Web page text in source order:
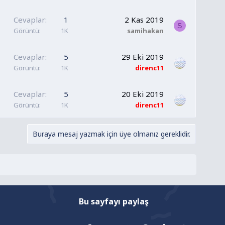
Cevaplar 1
Görüntü 1K
2 Kas 2019
samihakan
S
Cevaplar 5
Görüntü 1K
29 Eki 2019
direnc11
Cevaplar 5
Görüntü 1K
20 Eki 2019
direnc11
Buraya mesaj yazmak için üye olmanız gereklidir.
Bu sayfayı paylaş